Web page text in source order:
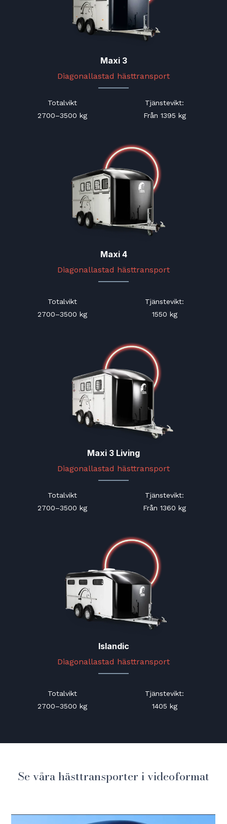
Maxi 3
Diagonallastad hästtransport
Totalvikt
2700–3500 kg
Tjänstevikt:
Från 1395 kg
Maxi 4
Diagonallastad hästtransport
Totalvikt
2700–3500 kg
Tjänstevikt:
1550 kg
Maxi 3 Living
Diagonallastad hästtransport
Totalvikt
2700–3500 kg
Tjänstevikt:
Från 1360 kg
Islandic
Diagonallastad hästtransport
Totalvikt
2700–3500 kg
Tjänstevikt:
1405 kg
Se våra hästtransporter i videoformat